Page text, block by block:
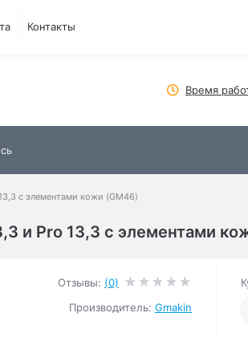
Контакты
Время
с элементами кожи (GM46)
и Pro 13,3 с элементами
Отзывы: (0)
Производитель: Gmakin